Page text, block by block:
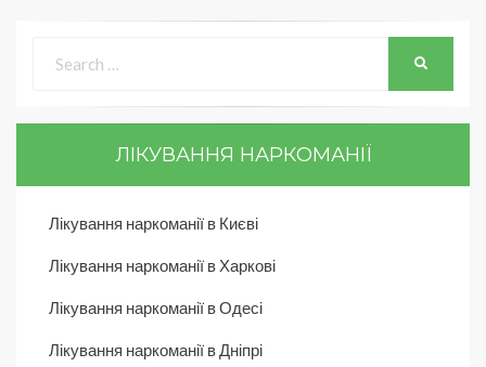
ЛІКУВАННЯ НАРКОМАНІЇ
Лікування наркоманії в Києві
Лікування наркоманії в Харкові
Лікування наркоманії в Одесі
Лікування наркоманії в Дніпрі